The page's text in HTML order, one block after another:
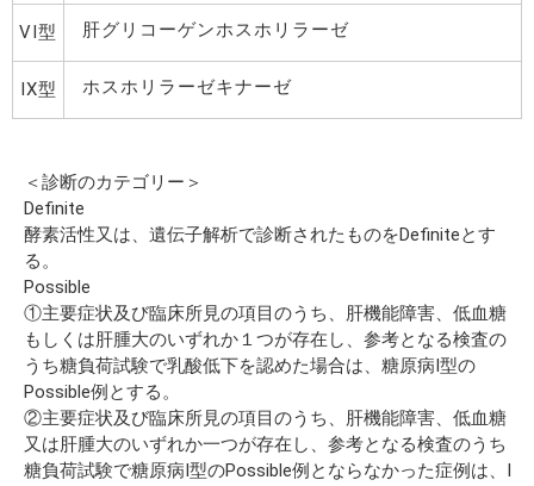
VI型 肝グリコーゲンホスホリラーゼ
IX型 ホスホリラーゼキナーゼ
＜診断のカテゴリー＞
Definite
酵素活性又は、遺伝子解析で診断されたものをDefiniteとす
る。
Possible
①主要症状及び臨床所見の項目のうち、肝機能障害、低血糖
もしくは肝腫大のいずれか１つが存在し、参考となる検査の
うち糖負荷試験で乳酸低下を認めた場合は、糖原病I型の
Possible例とする。
②主要症状及び臨床所見の項目のうち、肝機能障害、低血糖
又は肝腫大のいずれか一つが存在し、参考となる検査のうち
糖負荷試験で糖原病I型のPossible例とならなかった症例は、I